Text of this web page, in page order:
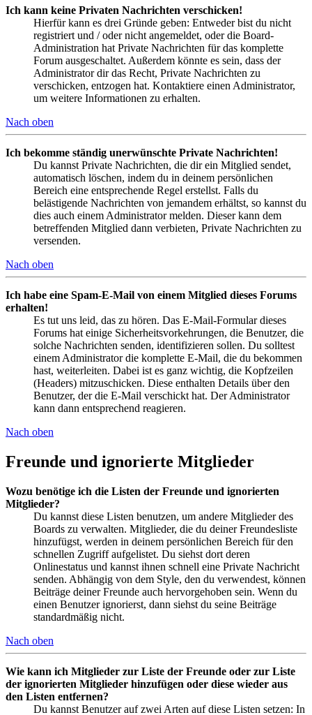
Ich kann keine Privaten Nachrichten verschicken!
Hierfür kann es drei Gründe geben: Entweder bist du nicht
registriert und / oder nicht angemeldet, oder die Board-
Administration hat Private Nachrichten für das komplette
Forum ausgeschaltet. Außerdem könnte es sein, dass der
Administrator dir das Recht, Private Nachrichten zu
verschicken, entzogen hat. Kontaktiere einen Administrator,
um weitere Informationen zu erhalten.
Nach oben
Ich bekomme ständig unerwünschte Private Nachrichten!
Du kannst Private Nachrichten, die dir ein Mitglied sendet,
automatisch löschen, indem du in deinem persönlichen
Bereich eine entsprechende Regel erstellst. Falls du
belästigende Nachrichten von jemandem erhältst, so kannst du
dies auch einem Administrator melden. Dieser kann dem
betreffenden Mitglied dann verbieten, Private Nachrichten zu
versenden.
Nach oben
Ich habe eine Spam-E-Mail von einem Mitglied dieses Forums
erhalten!
Es tut uns leid, das zu hören. Das E-Mail-Formular dieses
Forums hat einige Sicherheitsvorkehrungen, die Benutzer, die
solche Nachrichten senden, identifizieren sollen. Du solltest
einem Administrator die komplette E-Mail, die du bekommen
hast, weiterleiten. Dabei ist es ganz wichtig, die Kopfzeilen
(Headers) mitzuschicken. Diese enthalten Details über den
Benutzer, der die E-Mail verschickt hat. Der Administrator
kann dann entsprechend reagieren.
Nach oben
Freunde und ignorierte Mitglieder
Wozu benötige ich die Listen der Freunde und ignorierten
Mitglieder?
Du kannst diese Listen benutzen, um andere Mitglieder des
Boards zu verwalten. Mitglieder, die du deiner Freundesliste
hinzufügst, werden in deinem persönlichen Bereich für den
schnellen Zugriff aufgelistet. Du siehst dort deren
Onlinestatus und kannst ihnen schnell eine Private Nachricht
senden. Abhängig von dem Style, den du verwendest, können
Beiträge deiner Freunde auch hervorgehoben sein. Wenn du
einen Benutzer ignorierst, dann siehst du seine Beiträge
standardmäßig nicht.
Nach oben
Wie kann ich Mitglieder zur Liste der Freunde oder zur Liste
der ignorierten Mitglieder hinzufügen oder diese wieder aus
den Listen entfernen?
Du kannst Benutzer auf zwei Arten auf diese Listen setzen: In